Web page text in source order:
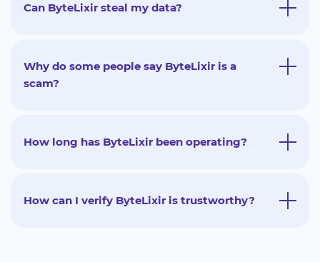
Can ByteLixir steal my data?
Why do some people say ByteLixir is a
scam?
How long has ByteLixir been operating?
How can I verify ByteLixir is trustworthy?